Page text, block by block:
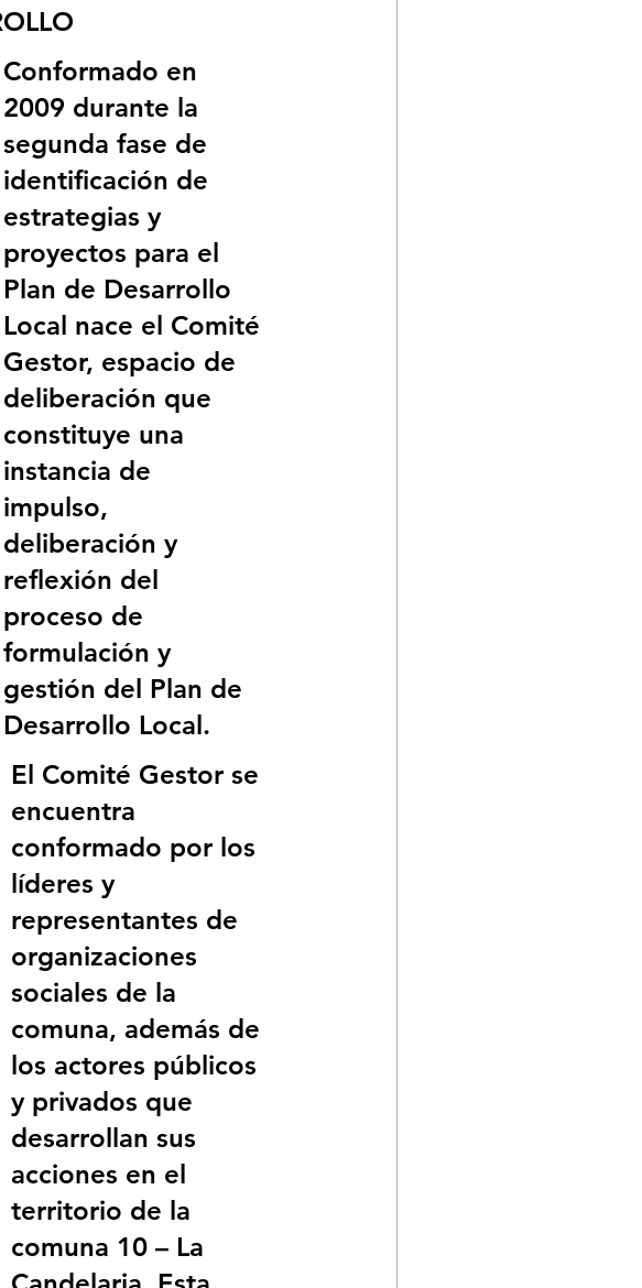
Conformado en
2009 durante la
segunda fase de
identificación de
estrategias y
proyectos para el
Plan de Desarrollo
Local nace el Comité
Gestor, espacio de
deliberación que
constituye una
instancia de
impulso,
deliberación y
reflexión del
proceso de
formulación y
gestión del Plan de
Desarrollo Local.
El Comité Gestor se
encuentra
conformado por los
líderes y
representantes de
organizaciones
sociales de la
comuna, además de
los actores públicos
y privados que
desarrollan sus
acciones en el
territorio de la
comuna 10 – La